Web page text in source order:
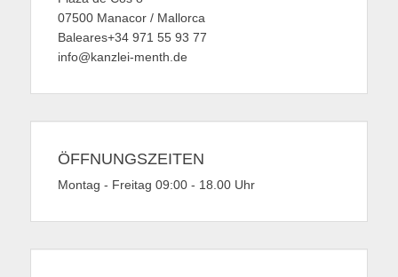
07500 Manacor / Mallorca
Baleares+34 971 55 93 77
info@kanzlei-menth.de
ÖFFNUNGSZEITEN
Montag - Freitag 09:00 - 18.00 Uhr